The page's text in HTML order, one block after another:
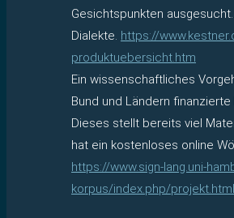
Gesichtspunkten
Dialekte. https://
produktuebersicht.htm
Ein wissenschaftliches
Bund und Ländern
Dieses stellt bereits viel
hat ein kostenloses online
https://www.sign-lang.uni-
korpus/index.php/projekt.html